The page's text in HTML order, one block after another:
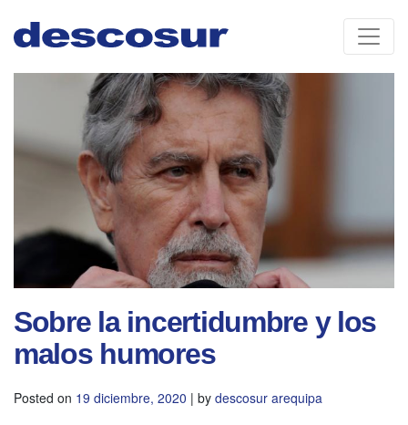
content
Sobre la incertidumbre y los
malos humores
Posted on 19 diciembre, 2020 | by descosur arequipa